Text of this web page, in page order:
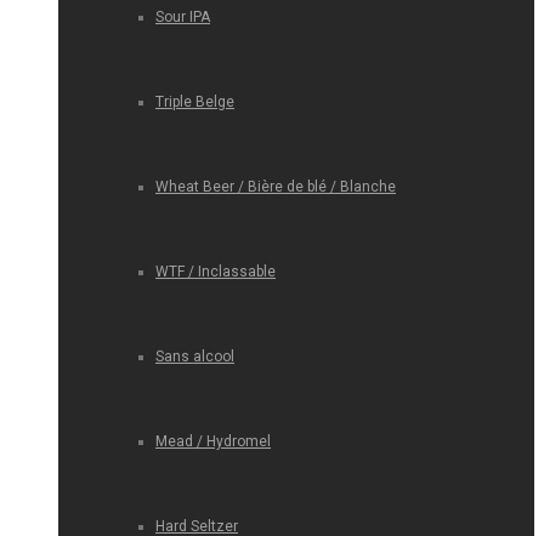
Sour IPA
Triple Belge
Wheat Beer / Bière de blé / Blanche
WTF / Inclassable
Sans alcool
Mead / Hydromel
Hard Seltzer